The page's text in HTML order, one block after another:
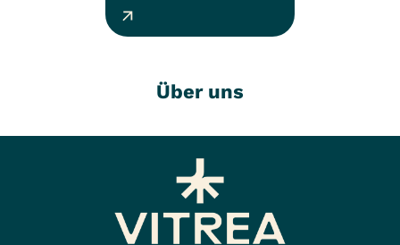
Über uns